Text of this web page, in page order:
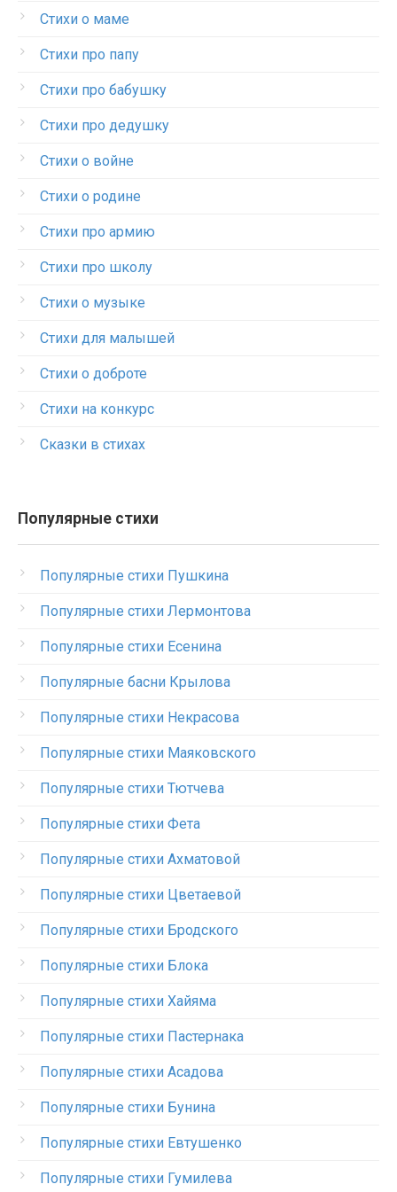
Стихи о маме
Стихи про папу
Стихи про бабушку
Стихи про дедушку
Стихи о войне
Стихи о родине
Стихи про армию
Стихи про школу
Стихи о музыке
Стихи для малышей
Стихи о доброте
Стихи на конкурс
Сказки в стихах
Популярные стихи
Популярные стихи Пушкина
Популярные стихи Лермонтова
Популярные стихи Есенина
Популярные басни Крылова
Популярные стихи Некрасова
Популярные стихи Маяковского
Популярные стихи Тютчева
Популярные стихи Фета
Популярные стихи Ахматовой
Популярные стихи Цветаевой
Популярные стихи Бродского
Популярные стихи Блока
Популярные стихи Хайяма
Популярные стихи Пастернака
Популярные стихи Асадова
Популярные стихи Бунина
Популярные стихи Евтушенко
Популярные стихи Гумилева